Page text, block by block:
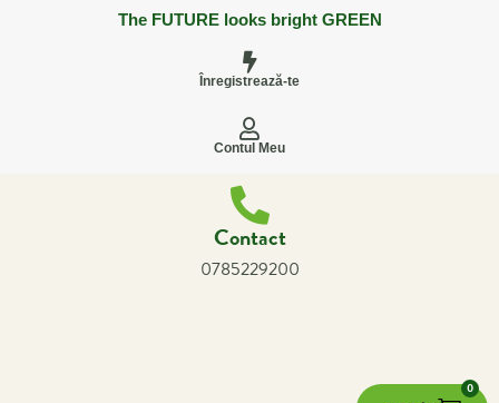
The FUTURE looks bright GREEN
Înregistrează-te
Contul Meu
Contact
0785229200
0